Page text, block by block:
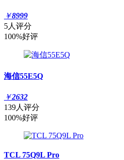
￥8999
5人评分
100%好评
海信55E5Q
￥2632
139人评分
100%好评
TCL 75Q9L Pro